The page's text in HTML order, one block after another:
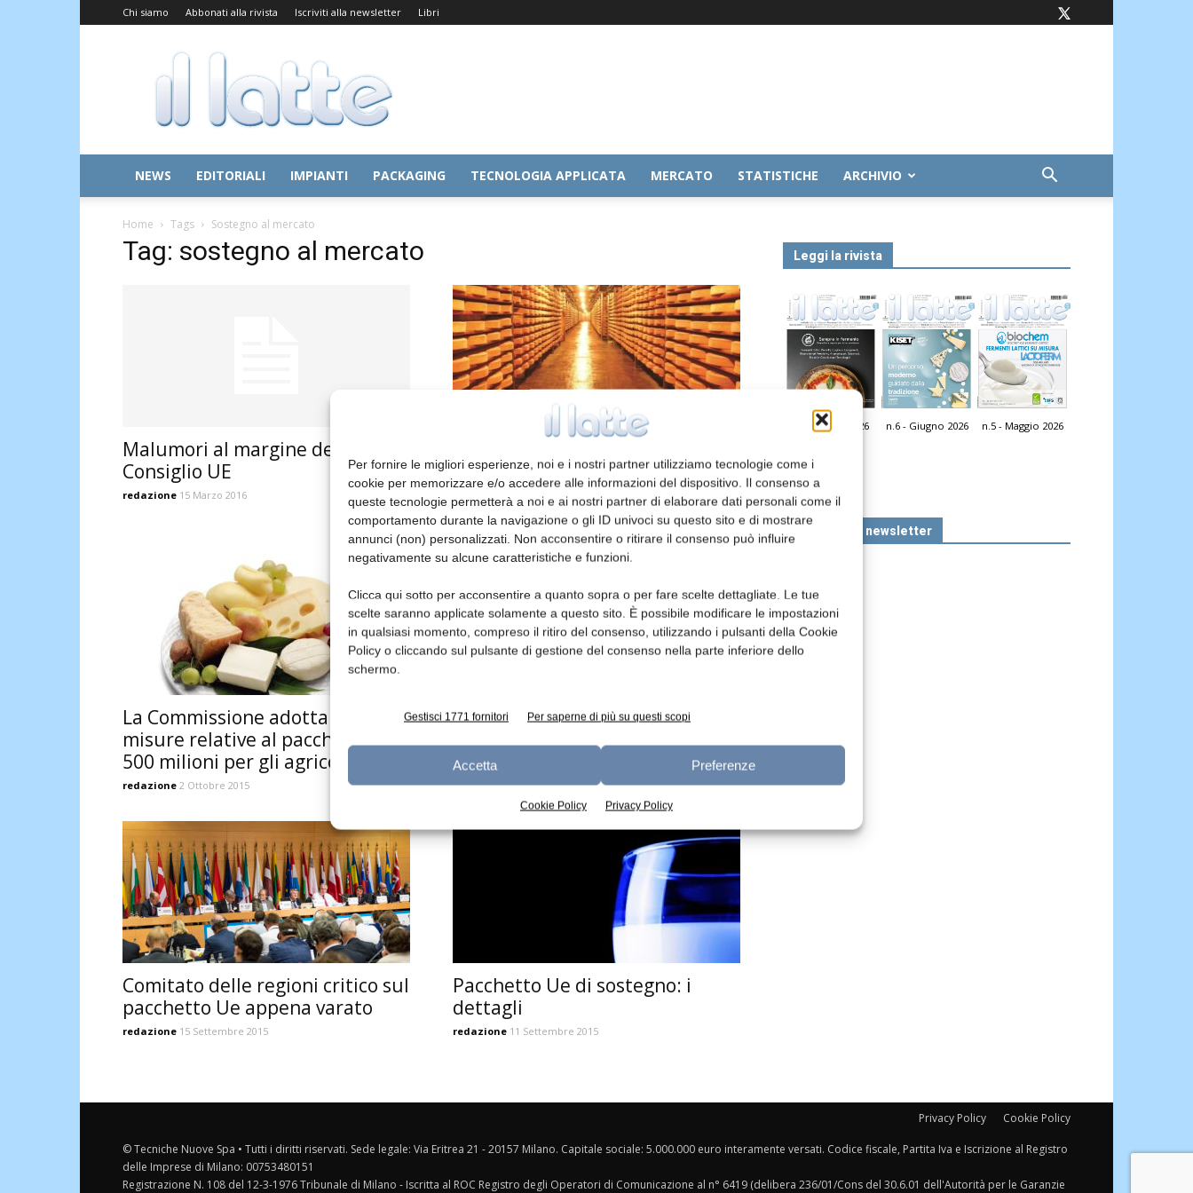
Per fornire le migliori esperienze, noi e i nostri partner utilizziamo tecnologie come i
cookie per memorizzare e/o accedere alle informazioni del dispositivo. Il consenso a
queste tecnologie permetterà a noi e ai nostri partner di elaborare dati personali come il
comportamento durante la navigazione o gli ID univoci su questo sito e di mostrare
annunci (non) personalizzati. Non acconsentire o ritirare il consenso può influire
negativamente su alcune caratteristiche e funzioni.
Clicca qui sotto per acconsentire a quanto sopra o per fare scelte dettagliate. Le tue
scelte saranno applicate solamente a questo sito. È possibile modificare le impostazioni
in qualsiasi momento, compreso il ritiro del consenso, utilizzando i pulsanti della Cookie
Policy o cliccando sul pulsante di gestione del consenso nella parte inferiore dello
schermo.
Gestisci 1771 fornitori Per saperne di più su questi scopi
Accetta Preferenze
Cookie Policy Privacy Policy
Chi siamo Abbonati alla rivista Iscriviti alla newsletter Libri
Il
Latte
NEWS EDITORIALI IMPIANTI PACKAGING TECNOLOGIA APPLICATA MERCATO STATISTICHE ARCHIVIO
Home Tags Sostegno al mercato
Tag: sostegno al mercato
Malumori al margine del
Consiglio UE
redazione 15 Marzo 2016
rapidamente pacchetto
interventi UE
redazione 5 Ottobre 2015
La Commissione adotta le prime
misure relative al pacchetto da
500 milioni per gli agricoltori
redazione 2 Ottobre 2015
Il commento del MiPaaf al piano
di sostegno UE
redazione
Comitato delle regioni critico sul
pacchetto Ue appena varato
redazione 15 Settembre 2015
Pacchetto Ue di sostegno: i
dettagli
redazione 11 Settembre 2015
Leggi la rivista
n.7 - Luglio 2026 n.6 - Giugno 2026 n.5 - Maggio 2026
Iscriviti alla newsletter
Privacy Policy Cookie Policy
© Tecniche Nuove Spa • Tutti i diritti riservati. Sede legale: Via Eritrea 21 - 20157 Milano. Capitale sociale: 5.000.000 euro interamente versati. Codice fiscale, Partita Iva e Iscrizione al Registro
delle Imprese di Milano: 00753480151
Registrazione N. 108 del 12-3-1976 Tribunale di Milano - Iscritta al ROC Registro degli Operatori di Comunicazione al n° 6419 (delibera 236/01/Cons del 30.6.01 dell'Autorità per le Garanzie